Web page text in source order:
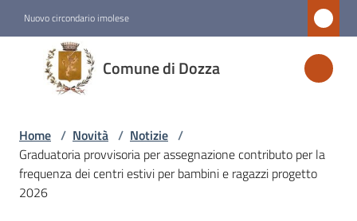
Nuovo circondario imolese
Comune di Dozza
Comune
di
Dozza
Amministrazione
Home / Novità / Notizie /
Graduatoria provvisoria per assegnazione contributo per la
frequenza dei centri estivi per bambini e ragazzi progetto
2026